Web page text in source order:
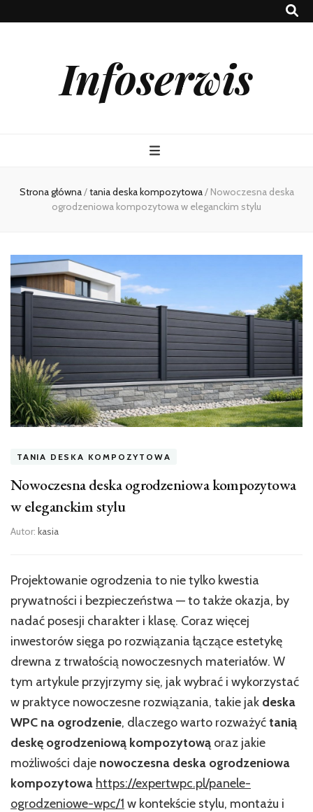
Infoserwis
Strona główna/tania deska kompozytowa/ Nowoczesna deska
ogrodzeniowa kompozytowa w eleganckim stylu
TANIA DESKA KOMPOZYTOWA
Nowoczesna deska ogrodzeniowa kompozytowa
w eleganckim stylu
Autor: kasia
Projektowanie ogrodzenia to nie tylko kwestia
prywatności i bezpieczeństwa — to także okazja, by
nadać posesji charakter i klasę. Coraz więcej
inwestorów sięga po rozwiązania łączące estetykę
drewna z trwałością nowoczesnych materiałów. W
tym artykule przyjrzymy się, jak wybrać i wykorzystać
w praktyce nowoczesne rozwiązania, takie jak deska
WPC na ogrodzenie, dlaczego warto rozważyćtanią
deskę ogrodzeniową kompozytową oraz jakie
możliwości daje nowoczesna deska ogrodzeniowa
kompozytowa https://expertwpc.pl/panele-
ogrodzeniowe-wpc/1 w kontekście stylu, montażu i